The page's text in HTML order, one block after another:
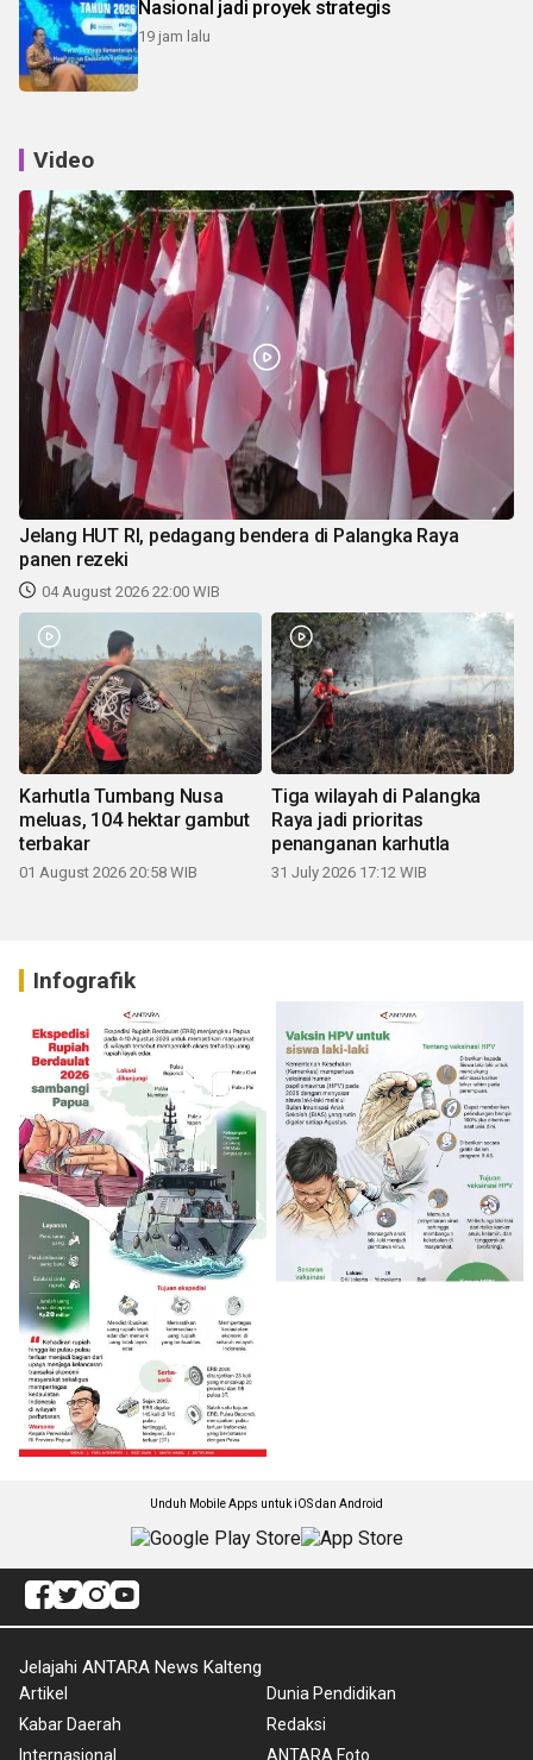
Nasional jadi proyek strategis
19 jam lalu
Video
Jelang HUT RI, pedagang bendera di Palangka Raya
panen rezeki
04 August 2026 22:00 WIB
Karhutla Tumbang Nusa
meluas, 104 hektar gambut
terbakar
01 August 2026 20:58 WIB
Tiga wilayah di Palangka
Raya jadi prioritas
penanganan karhutla
31 July 2026 17:12 WIB
Infografik
Unduh Mobile Apps untuk iOS dan Android
Jelajahi ANTARA News Kalteng
Artikel
Kabar Daerah
Internasional
Dunia Pendidikan
Redaksi
ANTARA Foto